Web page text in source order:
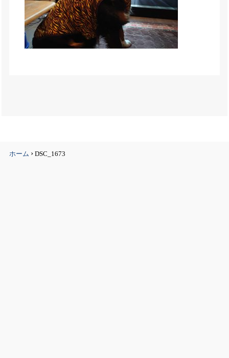
ホーム ›DSC_1673